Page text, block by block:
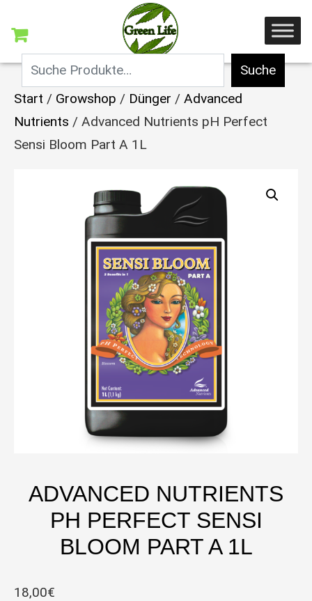
Suche
Start / Growshop / Dünger / Advanced
Nutrients / Advanced Nutrients pH Perfect
Sensi Bloom Part A 1L
ADVANCED NUTRIENTS
PH PERFECT SENSI
BLOOM PART A 1L
18,00€